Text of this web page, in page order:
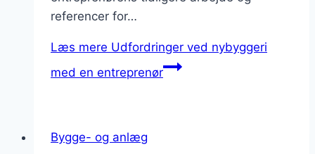
referencer for…
Læs mere Udfordringer ved nybyggeri
med en entreprenør
Bygge- og anlæg